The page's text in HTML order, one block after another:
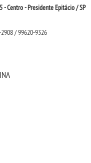
- Centro - Presidente Epitácio / SP
/ 99620-9326